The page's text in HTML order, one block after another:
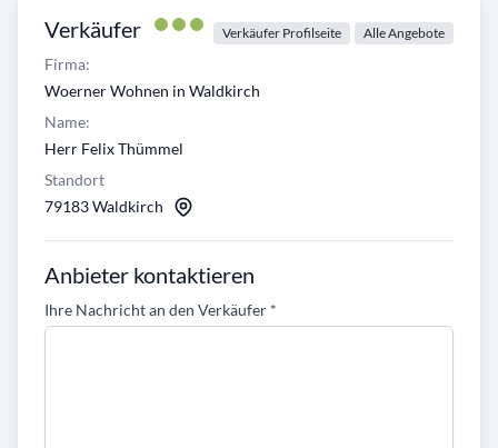
Verkäufer Verkäufer Profilseite Alle Angebote
Firma:
Woerner Wohnen in Waldkirch
Name:
Herr Felix Thümmel
Standort
79183 Waldkirch
Anbieter kontaktieren
Ihre Nachricht an den Verkäufer *